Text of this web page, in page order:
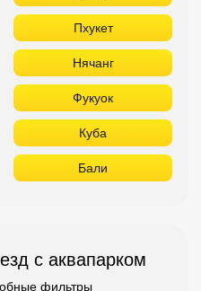
с аквапарком
фильтры
Аланья
Шарм Эль Шейх